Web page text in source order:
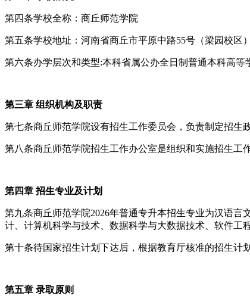
第四条学校全称：商丘师范学院
第五条学校地址：河南省商丘市平原中路55号（梁园校区
第六条办学层次和类型:本科省属公办全日制普通本科高等
第三章 组织机构及职责
第七条商丘师范学院设有招生工作委员会，负责制定招生
第八条商丘师范学院招生工作办公室是组织和实施招生工
第四章 招生专业及计划
第九条商丘师范学院2026年普通专升本招生专业为汉语
计、计算机科学与技术、数据科学与大数据技术、软件工程
第十条待国家招生计划下达后，根据教育厅核准的招生计
第五章 录取原则